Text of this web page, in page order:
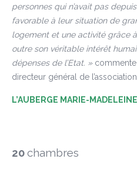
personnes qui n’avait pas
favorable à leur situation de
logement et une activité grâce
outre son véritable intérêt
dépenses de l’Etat. »
directeur général de l’association
L’AUBERGE MARIE-MADELEINE
20chambres